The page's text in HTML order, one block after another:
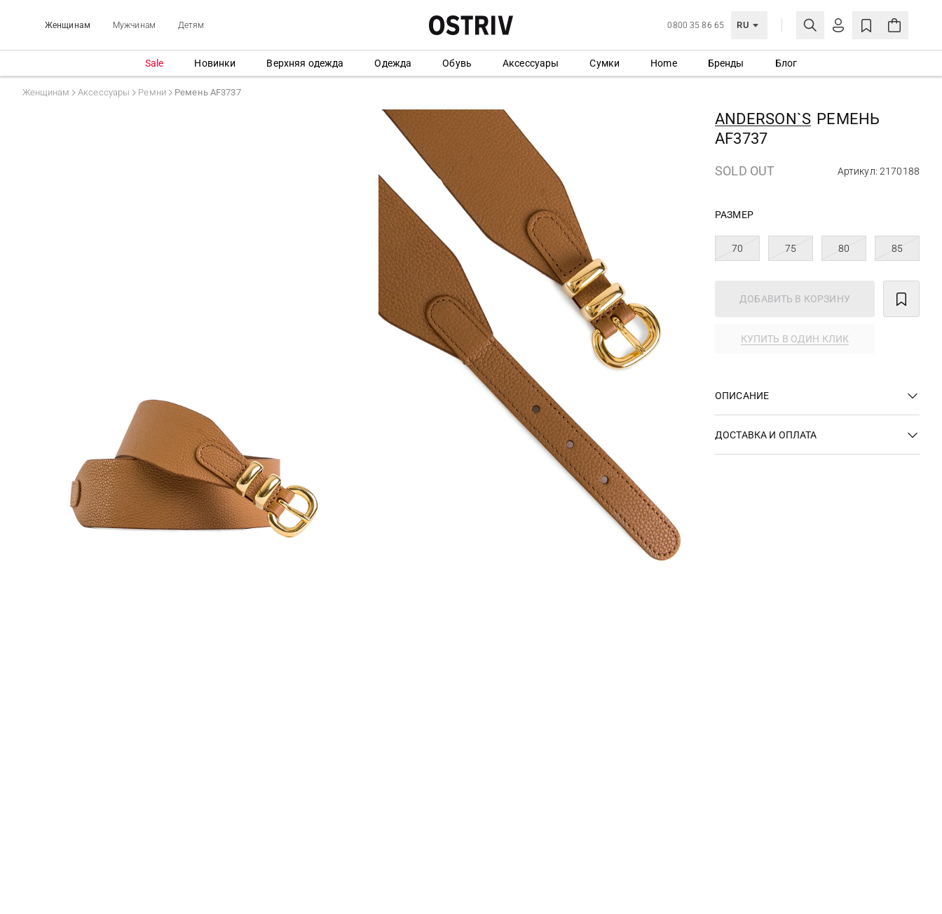
Женщинам Мужчинам Детям 0800 35 86 65 RU
ЛИЧНЫЙ КАБИНЕТ
Sale Новинки Верхняя одежда Одежда Обувь Аксессуары Сумки Home Бренды Блог
Женщинам Аксессуары Ремни Ремень AF3737
ANDERSON`S РЕМЕНЬ
AF3737
SOLD OUT Артикул: 2170188
РАЗМЕР
70 75 80 85
ДОБАВИТЬ В КОРЗИНУ
КУПИТЬ В ОДИН КЛИК
ОПИСАНИЕ
ДОСТАВКА И ОПЛАТА